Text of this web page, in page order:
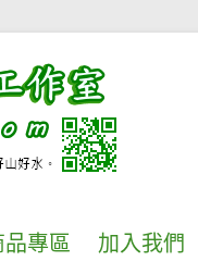
品專區 加入我們